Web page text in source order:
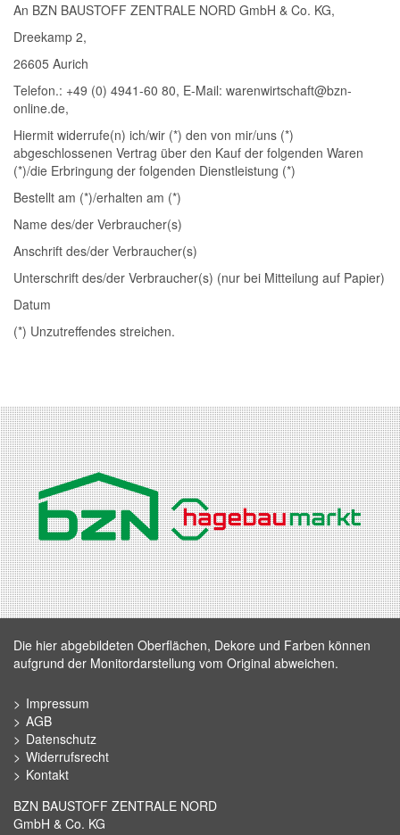
An BZN BAUSTOFF ZENTRALE NORD GmbH & Co. KG,
Dreekamp 2,
26605 Aurich
Telefon.: +49 (0) 4941-60 80, E-Mail: warenwirtschaft@bzn-
online.de,
Hiermit widerrufe(n) ich/wir (*) den von mir/uns (*)
abgeschlossenen Vertrag über den Kauf der folgenden Waren
(*)/die Erbringung der folgenden Dienstleistung (*)
Bestellt am (*)/erhalten am (*)
Name des/der Verbraucher(s)
Anschrift des/der Verbraucher(s)
Unterschrift des/der Verbraucher(s) (nur bei Mitteilung auf Papier)
Datum
(*) Unzutreffendes streichen.
Die hier abgebildeten Oberflächen, Dekore und Farben können
aufgrund der Monitordarstellung vom Original abweichen.
Impressum
AGB
Datenschutz
Widerrufsrecht
Kontakt
BZN BAUSTOFF ZENTRALE NORD
GmbH & Co. KG